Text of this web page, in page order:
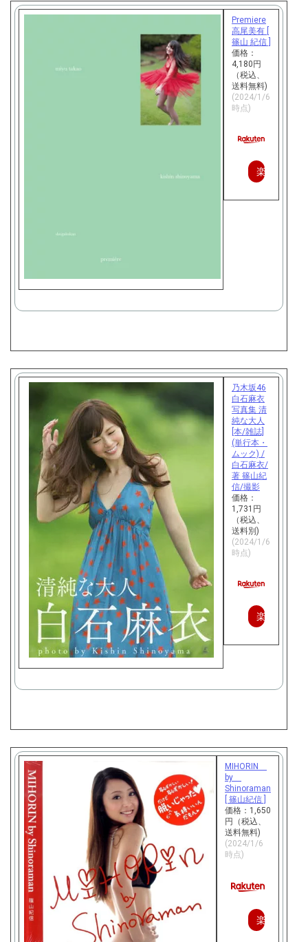
Premiere
高尾美有 [
篠山 紀信 ]
価格：
4,180円
（税込、
送料無料)
(2024/1/6
時点)
楽
乃木坂46
白石麻衣
写真集 清
純な大人
[本/雑誌]
(単行本・
ムック) /
白石麻衣/
著 篠山紀
信/撮影
価格：
1,731円
（税込、
送料別)
(2024/1/6
時点)
楽
MIHORIN
by
Shinoraman
[ 篠山紀信 ]
価格：1,650
円（税込、
送料無料)
(2024/1/6
時点)
楽